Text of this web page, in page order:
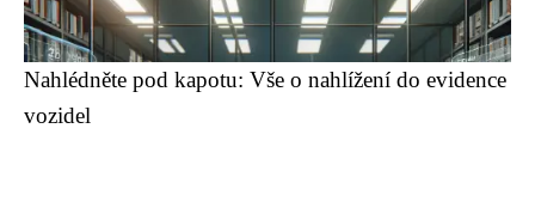
Nahlédněte pod kapotu: Vše o nahlížení do evidence
vozidel